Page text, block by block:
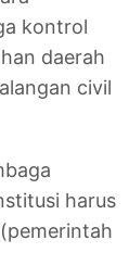
kontrol
daerah
civil
harus